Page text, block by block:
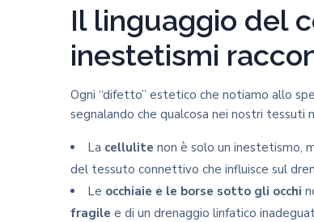
Il linguaggio del
inestetismi
Ogni “difetto” estetico che notiamo allo
segnalando che qualcosa nei nostri tessuti
La cellulite non è solo un inestetismo,
del tessuto connettivo che influisce sul
Le occhiaie e le borse sotto gli occhi
fragile e di un drenaggio linfatico